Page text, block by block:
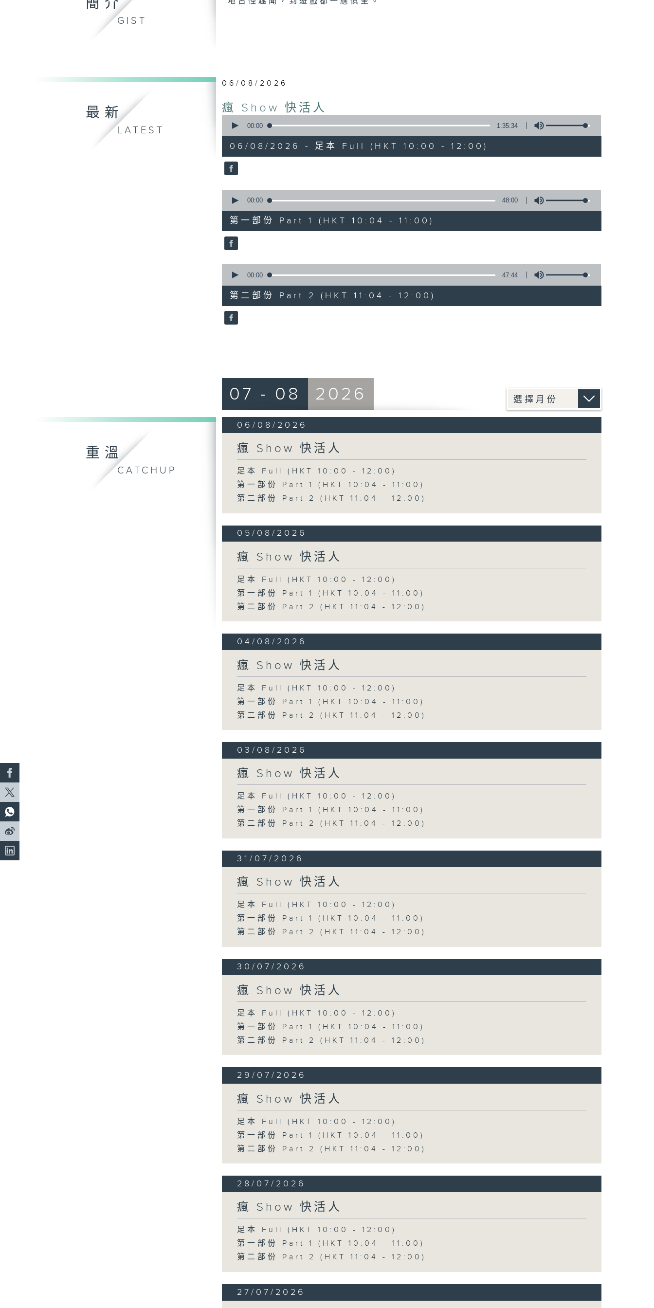
簡介
GIST
最新
LATEST
06/08/2026
瘋 Show 快活人
seconds
hour,
35
minutes,
34
90%
00:00 1:35:34
06/08/2026 - 足本 Full (HKT 10:00 - 12:00)
seconds
48
minutes,
0
seconds
90%
00:00 48:00
第一部份 Part 1 (HKT 10:04 - 11:00)
seconds
47
minutes,
44
seconds
90%
00:00 47:44
第二部份 Part 2 (HKT 11:04 - 12:00)
重溫
CATCHUP
07 - 08 2026
06/08/2026
瘋 Show 快活人
足本 Full (HKT 10:00 - 12:00)
第一部份 Part 1 (HKT 10:04 - 11:00)
第二部份 Part 2 (HKT 11:04 - 12:00)
05/08/2026
瘋 Show 快活人
足本 Full (HKT 10:00 - 12:00)
第一部份 Part 1 (HKT 10:04 - 11:00)
第二部份 Part 2 (HKT 11:04 - 12:00)
04/08/2026
瘋 Show 快活人
足本 Full (HKT 10:00 - 12:00)
第一部份 Part 1 (HKT 10:04 - 11:00)
第二部份 Part 2 (HKT 11:04 - 12:00)
03/08/2026
瘋 Show 快活人
足本 Full (HKT 10:00 - 12:00)
第一部份 Part 1 (HKT 10:04 - 11:00)
第二部份 Part 2 (HKT 11:04 - 12:00)
31/07/2026
瘋 Show 快活人
足本 Full (HKT 10:00 - 12:00)
第一部份 Part 1 (HKT 10:04 - 11:00)
第二部份 Part 2 (HKT 11:04 - 12:00)
30/07/2026
瘋 Show 快活人
足本 Full (HKT 10:00 - 12:00)
第一部份 Part 1 (HKT 10:04 - 11:00)
第二部份 Part 2 (HKT 11:04 - 12:00)
29/07/2026
瘋 Show 快活人
足本 Full (HKT 10:00 - 12:00)
第一部份 Part 1 (HKT 10:04 - 11:00)
第二部份 Part 2 (HKT 11:04 - 12:00)
28/07/2026
瘋 Show 快活人
足本 Full (HKT 10:00 - 12:00)
第一部份 Part 1 (HKT 10:04 - 11:00)
第二部份 Part 2 (HKT 11:04 - 12:00)
27/07/2026